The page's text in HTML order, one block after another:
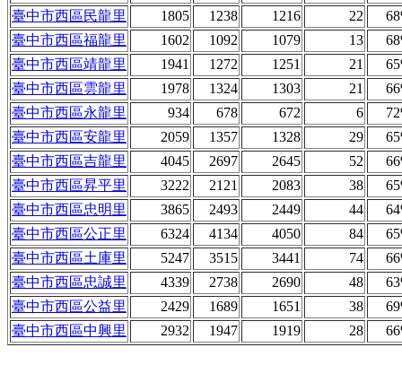
臺中市西區民龍里
1805 1238 1216 22
臺中市西區福龍里
1602 1092 1079 13
臺中市西區靖龍里
1941 1272 1251 21
臺中市西區雲龍里
1978 1324 1303 21
臺中市西區永龍里
934 678 672 6
臺中市西區安龍里
2059 1357 1328 29
臺中市西區吉龍里
4045 2697 2645 52
臺中市西區昇平里
3222 2121 2083 38
臺中市西區忠明里
3865 2493 2449 44
臺中市西區公正里
6324 4134 4050 84
臺中市西區土庫里
5247 3515 3441 74
臺中市西區忠誠里
4339 2738 2690 48
臺中市西區公益里
2429 1689 1651 38
臺中市西區中興里
2932 1947 1919 28